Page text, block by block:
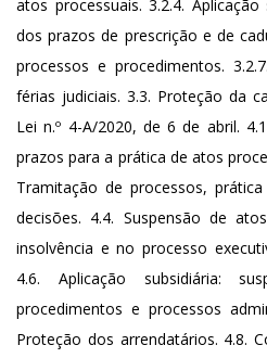
atos processuais. 3.2.4. Aplicação
dos prazos de prescrição e de
processos e procedimentos.
férias judiciais. 3.3. Proteção da
Lei n.º 4-A/2020, de 6 de abril.
prazos para a prática de atos
Tramitação de processos,
decisões. 4.4. Suspensão de
insolvência e no processo
4.6. Aplicação subsidiária:
procedimentos e processos
Proteção dos arrendatários. 4.8.